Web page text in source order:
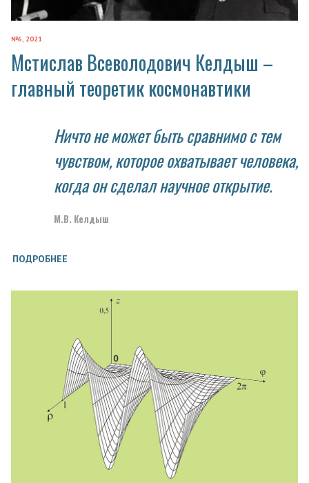
№6, 2021
Мстислав Всеволодович Келдыш –
главный теоретик космонавтики
Ничто не может быть сравнимо с тем
чувством, которое охватывает человека,
когда он сделал научное открытие.
М.В. Келдыш
ПОДРОБНЕЕ